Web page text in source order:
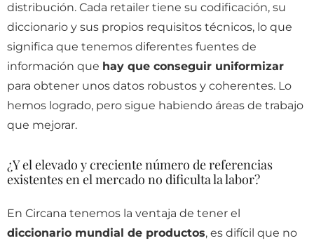
distribución. Cada retailer tiene su codificación, su
diccionario y sus propios requisitos técnicos, lo que
significa que tenemos diferentes fuentes de
información que hay que conseguir uniformizar
para obtener unos datos robustos y coherentes. Lo
hemos logrado, pero sigue habiendo áreas de trabajo
que mejorar.
¿Y el elevado y creciente número de referencias
existentes en el mercado no dificulta la labor?
En Circana tenemos la ventaja de tener el
diccionario mundial de productos, es difícil que no